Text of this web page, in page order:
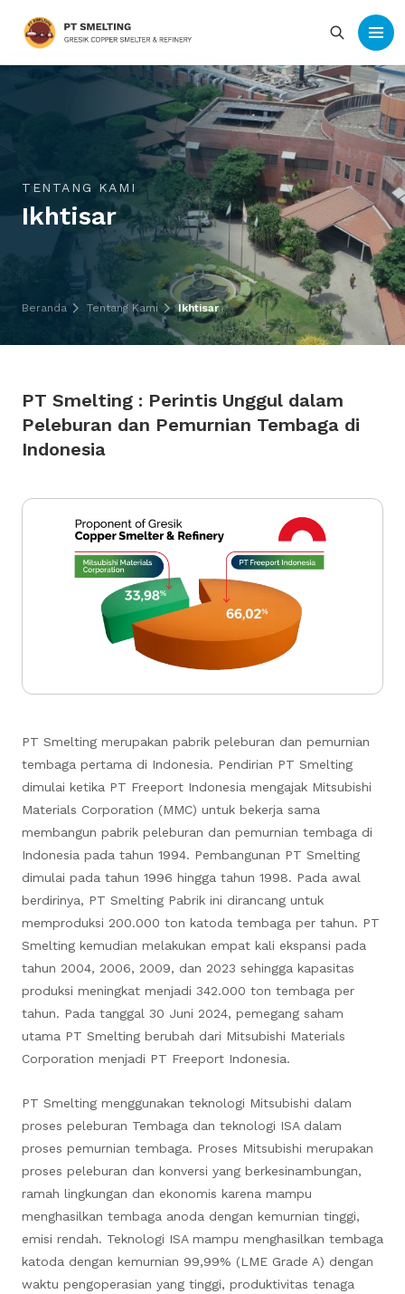
TENTANG KAMI
Ikhtisar
Beranda Tentang Kami Ikhtisar
PT Smelting : Perintis Unggul dalam
Peleburan dan Pemurnian Tembaga di
Indonesia
PT Smelting merupakan pabrik peleburan dan pemurnian
tembaga pertama di Indonesia. Pendirian PT Smelting
dimulai ketika PT Freeport Indonesia mengajak Mitsubishi
Materials Corporation (MMC) untuk bekerja sama
membangun pabrik peleburan dan pemurnian tembaga di
Indonesia pada tahun 1994. Pembangunan PT Smelting
dimulai pada tahun 1996 hingga tahun 1998. Pada awal
berdirinya, PT Smelting Pabrik ini dirancang untuk
memproduksi 200.000 ton katoda tembaga per tahun. PT
Smelting kemudian melakukan empat kali ekspansi pada
tahun 2004, 2006, 2009, dan 2023 sehingga kapasitas
produksi meningkat menjadi 342.000 ton tembaga per
tahun. Pada tanggal 30 Juni 2024, pemegang saham
utama PT Smelting berubah dari Mitsubishi Materials
Corporation menjadi PT Freeport Indonesia.
PT Smelting menggunakan teknologi Mitsubishi dalam
proses peleburan Tembaga dan teknologi ISA dalam
proses pemurnian tembaga. Proses Mitsubishi merupakan
proses peleburan dan konversi yang berkesinambungan,
ramah lingkungan dan ekonomis karena mampu
menghasilkan tembaga anoda dengan kemurnian tinggi,
emisi rendah. Teknologi ISA mampu menghasilkan tembaga
katoda dengan kemurnian 99,99% (LME Grade A) dengan
waktu pengoperasian yang tinggi, produktivitas tenaga